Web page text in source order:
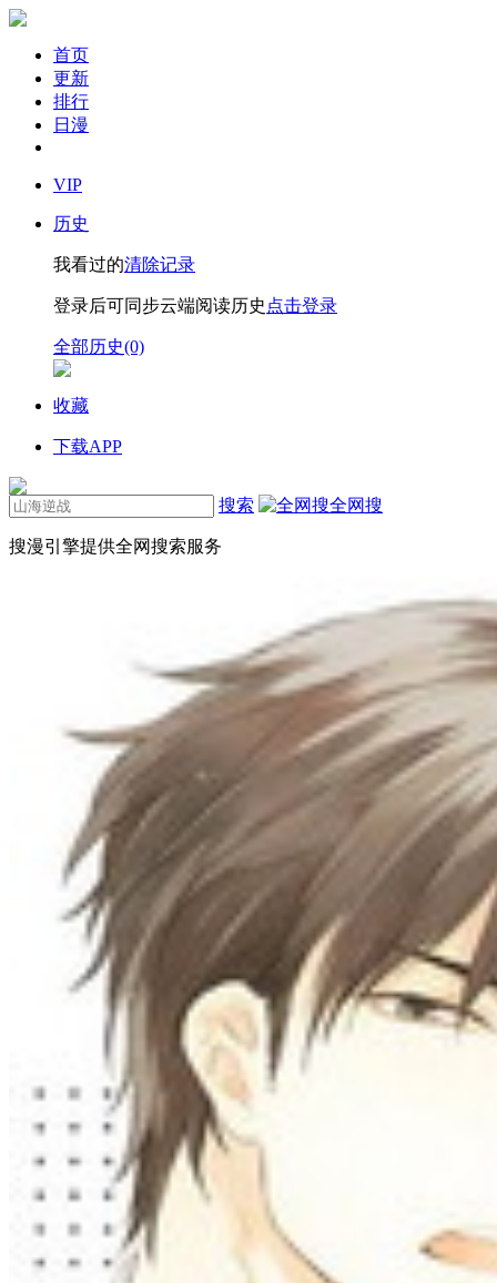
首页
更新
排行
日漫
VIP
历史
我看过的清除记录
登录后可同步云端阅读历史 点击登录
全部历史(0)
收藏
下载APP
搜索 全网搜
搜漫引擎提供全网搜索服务